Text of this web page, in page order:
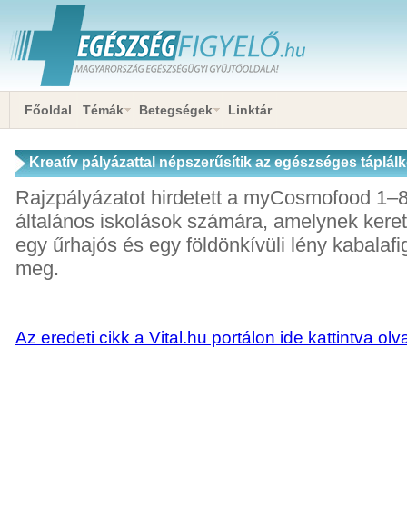
Főoldal Témák Betegségek Linktár
Kreatív pályázattal népszerűsítik az egészséges
Rajzpályázatot hirdetett a myCosmofood
általános iskolások számára, amelynek
egy űrhajós és egy földönkívüli lény
meg.
Az eredeti cikk a Vital.hu portálon ide kattintva